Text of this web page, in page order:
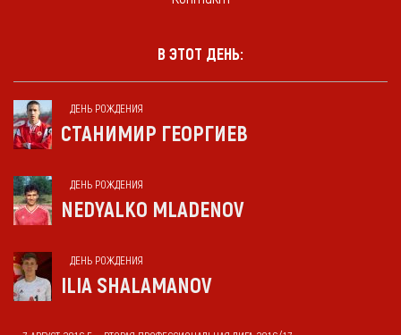
В ЭТОТ ДЕНЬ:
ДЕНЬ РОЖДЕНИЯ
СТАНИМИР ГЕОРГИЕВ
ДЕНЬ РОЖДЕНИЯ
NEDYALKO MLADENOV
ДЕНЬ РОЖДЕНИЯ
ILIA SHALAMANOV